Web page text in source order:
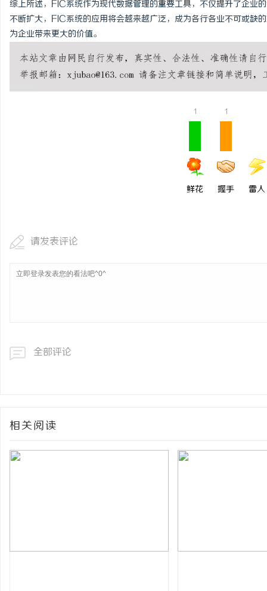
综上所述，FIC系统作为现代数据管理的重要工具，不仅提升了企业
不断扩大，FIC系统的应用将会越来越广泛，成为各行各业不可或缺
为企业带来更大的价值。
1
鲜花
1
握手 雷人
请发表评论
全部评论
相关阅读